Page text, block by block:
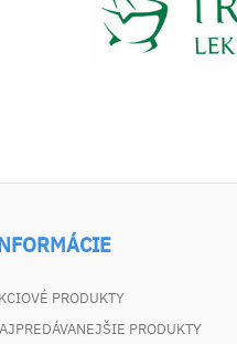
PRODUKTY
PRODUKTY